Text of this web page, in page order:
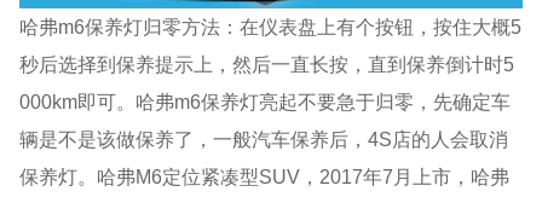
哈弗m6保养灯归零方法：在仪表盘上有个按钮，按住大概5
秒后选择到保养提示上，然后一直长按，直到保养倒计时5
000km即可。哈弗m6保养灯亮起不要急于归零，先确定车
辆是不是该做保养了，一般汽车保养后，4S店的人会取消
保养灯。哈弗M6定位紧凑型SUV，2017年7月上市，哈弗